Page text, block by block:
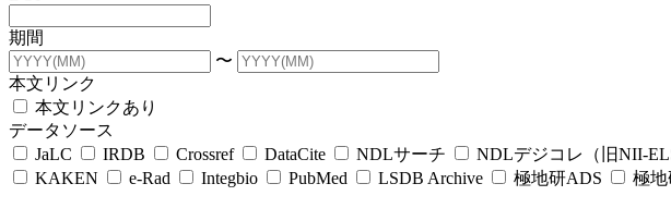
期間
〜
本文リンク
本文リンクあり
データソース
JaLC
IRDB Crossref DataCite NDLサーチ NDLデジコレ（旧NII-
KAKEN
e-Rad Integbio PubMed LSDB Archive 極地研ADS 極